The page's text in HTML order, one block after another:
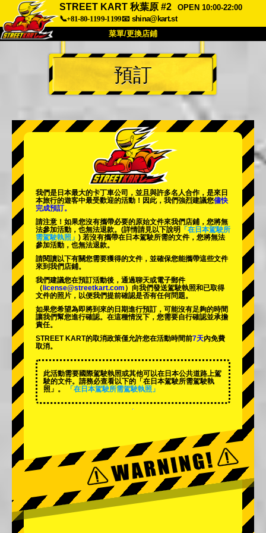
STREET KART 秋葉原 #2
OPEN 10:00-22:00
📞+81-80-1199-1199📧 shina@kart.st
菜單/更換店鋪
首頁
關於 規格 價格
公司 預訂
更換店鋪
東京 秋葉原 #2
東京 澀谷附店 東京灣
東京 淺草 大阪
沖繩
預訂
我們是日本最大的卡丁車公司，並且與許多名人合作，是來日
本旅行的遊客中最受歡迎的活動 ！因此，我們強烈建議您儘快
完成預訂。
請注意！如果您沒有攜帶必要的原始文件來我們店鋪，您將無
法參加活動，也無法退款。 (詳情請見以下說明
「在日本駕駛所
需駕駛執照」 ) 若沒有攜帶在日本駕駛所需的文件，您將無法
參加活動，也無法退款。
請閱讀以下有關您需要獲得的文件，並確保您能攜帶這些文件
來到我們店鋪。
我們建議您在預訂活動後，通過聊天或電子郵件
（ license@streetkart.com ）向我們發送駕駛執照和已取得
文件的照片，以便我們提前確認是否有任何問題。
如果您希望為即將到來的日期進行預訂，可能沒有足夠的時間
讓我們幫您進行確認。在這種情況下，您需要自行確認並承擔
責任。
STREET KART的取消政策僅允許您在活動時間前7天內免費
取消。
此活動需要國際駕駛執照或其他可以在日本公共道路上駕
駛的文件。請務必查看以下的「在日本駕駛所需駕駛執
照」。
「在日本駕駛所需駕駛執照」